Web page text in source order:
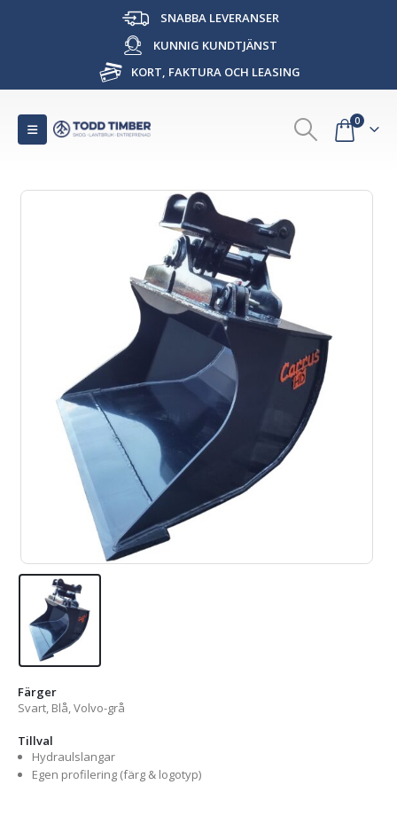
SNABBA LEVERANSER
KUNNIG KUNDTJÄNST
KORT, FAKTURA OCH LEASING
0
Färger
Svart, Blå, Volvo-grå
Tillval
Hydraulslangar
Egen profilering (färg & logotyp)